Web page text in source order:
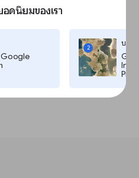
ดนิยมของเรา
2
บทเ
Pro,